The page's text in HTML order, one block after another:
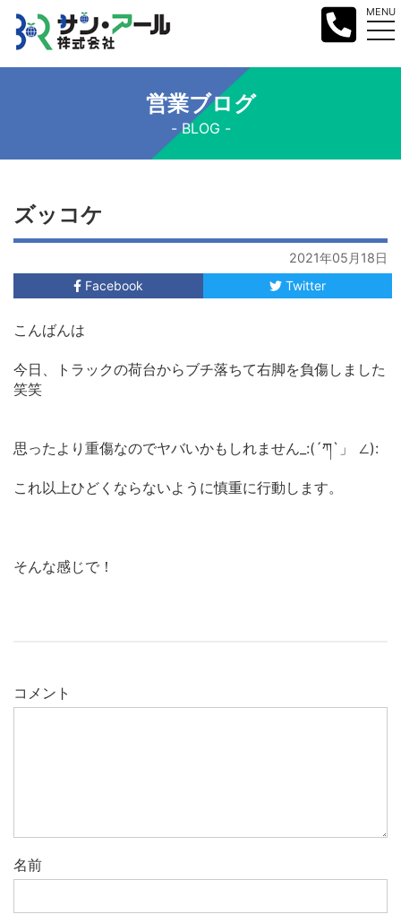
MENU
営業ブログ
BLOG
ズッコケ
2021年05月18日
Facebook
Twitter
こんばんは
今日、トラックの荷台からブチ落ちて右脚を負傷しました
笑笑
思ったより重傷なのでヤバいかもしれません_:(´ཀ`」 ∠):
これ以上ひどくならないように慎重に行動します。
そんな感じで！
コメント
名前